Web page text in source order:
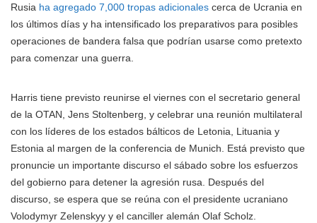
Rusia ha agregado 7,000 tropas adicionales cerca de Ucrania en
los últimos días y ha intensificado los preparativos para posibles
operaciones de bandera falsa que podrían usarse como pretexto
para comenzar una guerra.
Harris tiene previsto reunirse el viernes con el secretario general
de la OTAN, Jens Stoltenberg, y celebrar una reunión multilateral
con los líderes de los estados bálticos de Letonia, Lituania y
Estonia al margen de la conferencia de Munich. Está previsto que
pronuncie un importante discurso el sábado sobre los esfuerzos
del gobierno para detener la agresión rusa. Después del
discurso, se espera que se reúna con el presidente ucraniano
Volodymyr Zelenskyy y el canciller alemán Olaf Scholz.